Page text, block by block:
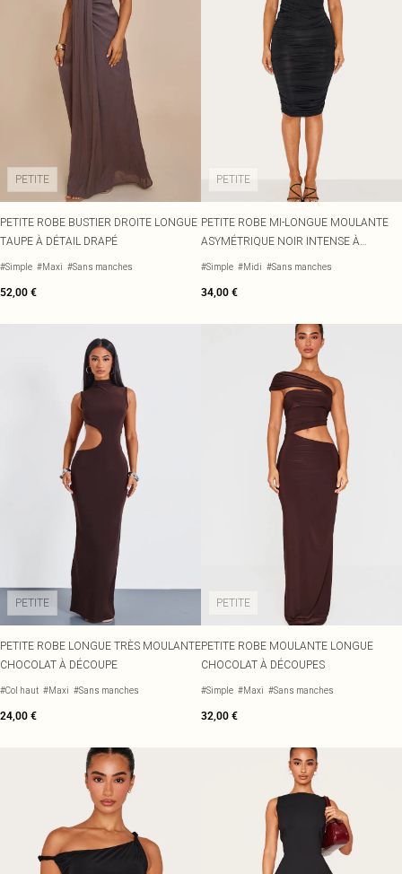
PETITE
PETITE ROBE BUSTIER DROITE LONGUE
TAUPE À DÉTAIL DRAPÉ
#Simple #Maxi #Sans manches
52,00 €
PETITE
PETITE ROBE MI-LONGUE MOULANTE
ASYMÉTRIQUE NOIR INTENSE À
FRONCES
#Simple #Midi #Sans manches
34,00 €
PETITE
PETITE ROBE LONGUE TRÈS MOULANTE
CHOCOLAT À DÉCOUPE
#Col haut #Maxi #Sans manches
24,00 €
PETITE
PETITE ROBE MOULANTE LONGUE
CHOCOLAT À DÉCOUPES
#Simple #Maxi #Sans manches
32,00 €